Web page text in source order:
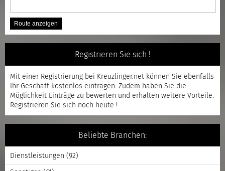
Registrieren Sie sich !
Mit einer Registrierung bei Kreuzlinger.net können Sie ebenfalls
Ihr Geschäft kostenlos eintragen. Zudem haben Sie die
Möglichkeit Einträge zu bewerten und erhalten weitere Vorteile.
Registrieren Sie sich noch heute !
Beliebte Branchen:
Dienstleistungen (92)